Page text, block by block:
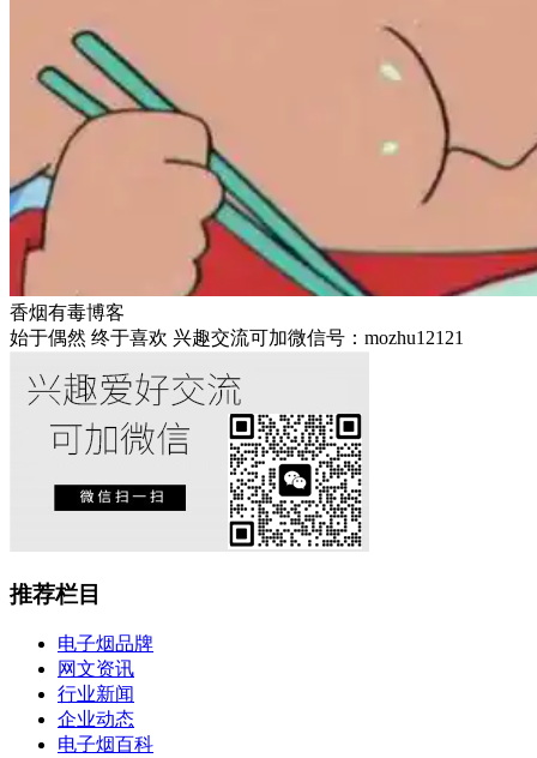
香烟有毒博客
始于偶然 终于喜欢 兴趣交流可加微信号：mozhu12121
推荐栏目
电子烟品牌
网文资讯
行业新闻
企业动态
电子烟百科